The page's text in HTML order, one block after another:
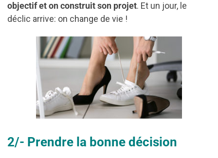
objectif et on construit son projet. Et un jour, le
déclic arrive: on change de vie !
2/- Prendre la bonne décision